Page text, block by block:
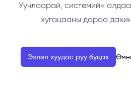
Уучлаарай, системийн алдаа
хугацааны дараа
Эхлэл хуудас руу буцах